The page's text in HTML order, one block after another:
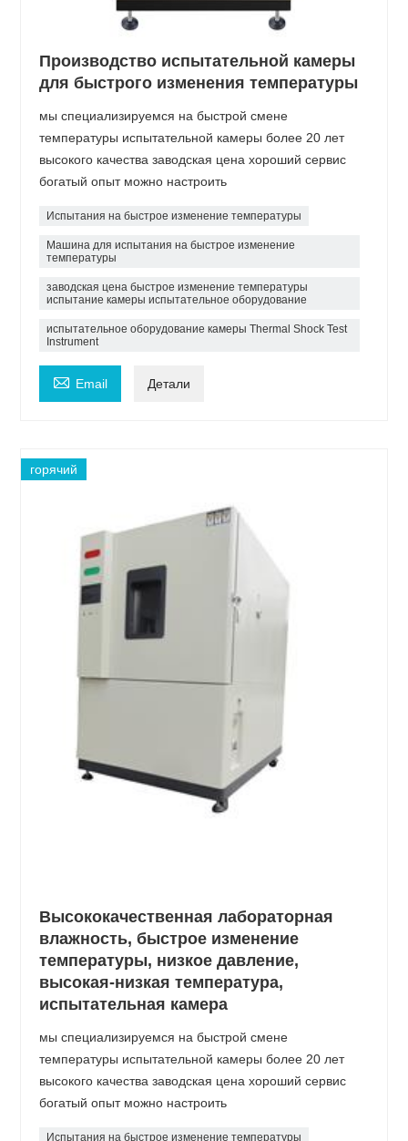
Производство испытательной камеры
для быстрого изменения температуры
мы специализируемся на быстрой смене
температуры испытательной камеры более 20 лет
высокого качества заводская цена хороший сервис
богатый опыт можно настроить
Испытания на быстрое изменение температуры
Машина для испытания на быстрое изменение
температуры
заводская цена быстрое изменение температуры
испытание камеры испытательное оборудование
испытательное оборудование камеры Thermal Shock Test
Instrument
 Email Детали
горячий
Высококачественная лабораторная
влажность, быстрое изменение
температуры, низкое давление,
высокая-низкая температура,
испытательная камера
мы специализируемся на быстрой смене
температуры испытательной камеры более 20 лет
высокого качества заводская цена хороший сервис
богатый опыт можно настроить
Испытания на быстрое изменение температуры